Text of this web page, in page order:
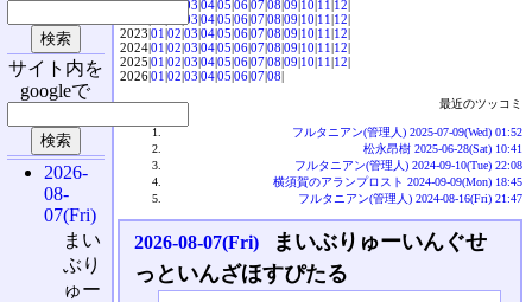
2021|01|02|03|04|05|06|07|08|09|10|11|12|
03|04|05|06|07|08|09|10|11|12|
2023|01|02|03|04|05|06|07|08|09|10|11|12|
2024|01|02|03|04|05|06|07|08|09|10|11|12|
2025|01|02|03|04|05|06|07|08|09|10|11|12|
2026|01|02|03|04|05|06|07|08|
最近のツッコミ
フルタニアン(管理人) 2025-07-09(Wed) 01:52
松永昂樹 2025-06-28(Sat) 10:41
フルタニアン(管理人) 2024-09-10(Tue) 22:08
横須賀のアランプロスト 2024-09-09(Mon) 18:45
フルタニアン(管理人) 2024-08-16(Fri) 21:47
2026-08-07(Fri)
まいぶりゅーいんぐせ
っといんざほすぴたる
サイト内を
googleで
2026-
08-
07(Fri)
まい
ぶり
ゅー